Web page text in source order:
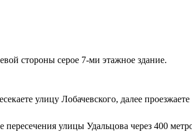
стороны серое 7-ми этажное здание.
улицу Лобачевского, далее
улицы Удальцова через 400